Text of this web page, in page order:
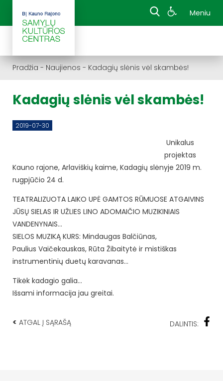
Meniu
Pradžia - Naujienos - Kadagių slėnis vėl skambės!
Kadagių slėnis vėl skambės!
2019-07-30
Unikalus
projektas
Kauno rajone, Arlaviškių kaime, Kadagių slėnyje 2019 m.
rugpjūčio 24 d.
TEATRALIZUOTA LAIKO UPĖ GAMTOS RŪMUOSE ATGAIVINS
JŪSŲ SIELAS IR UŽLIES LINO ADOMAIČIO MUZIKINIAIS
VANDENYNAIS…
SIELOS MUZIKĄ KURS: Mindaugas Balčiūnas,
Paulius Vaičekauskas, Rūta Žibaitytė ir mistiškas
instrumentinių duetų karavanas…
Tikėk kadagio galia…
Išsami informacija jau greitai.
< ATGAL Į SĄRAŠĄ DALINTIS: